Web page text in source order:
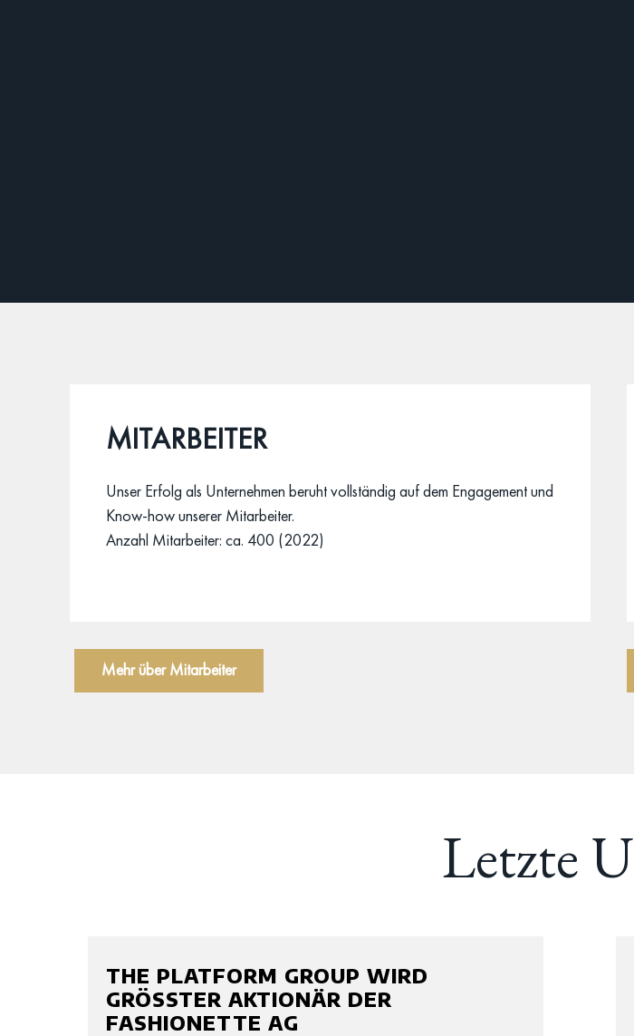
MITARBEITER
Unser Erfolg als Unternehmen beruht vollständig auf dem Engagement und
Know-how unserer Mitarbeiter.
Anzahl Mitarbeiter: ca. 400 (2022)
Mehr über Mitarbeiter
Letzte
THE PLATFORM GROUP WIRD
GRÖSSTER AKTIONÄR DER F
ASHIONETTE AG